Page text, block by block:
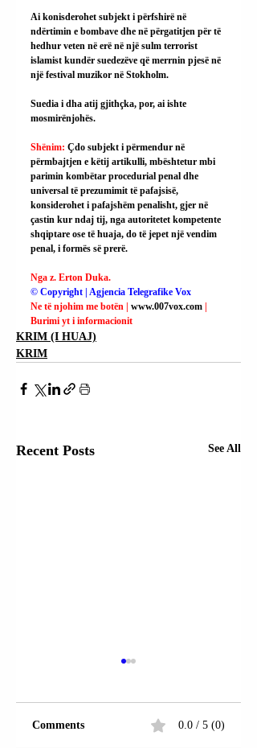
Ai konisderohet subjekt i përfshirë në
ndërtimin e bombave dhe në përgatitjen për të
hedhur veten në erë në një sulm terrorist
islamist kundër suedezëve që merrnin pjesë në
një festival muzikor në Stokholm.
Suedia i dha atij gjithçka, por, ai ishte
mosmirënjohës.
Shënim: Çdo subjekt i përmendur në
përmbajtjen e këtij artikulli, mbështetur mbi
parimin kombëtar procedurial penal dhe
universal të prezumimit të pafajsisë,
konsiderohet i pafajshëm penalisht, gjer në
çastin kur ndaj tij, nga autoritetet kompetente
shqiptare ose të huaja, do të jepet një vendim
penal, i formës së prerë.
Nga z. Erton Duka.
© Copyright | Agjencia Telegrafike Vox
Ne të njohim me botën | www.007vox.com
Burimi yt i informacionit
KRIM (I HUAJ)
KRIM
Recent Posts See All
Comments 0.0 / 5 (0)